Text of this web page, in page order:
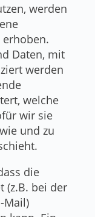
werden
erhoben.
Daten, mit
werden
welche
wir sie
und zu
die
(z.B. bei der
Mail)